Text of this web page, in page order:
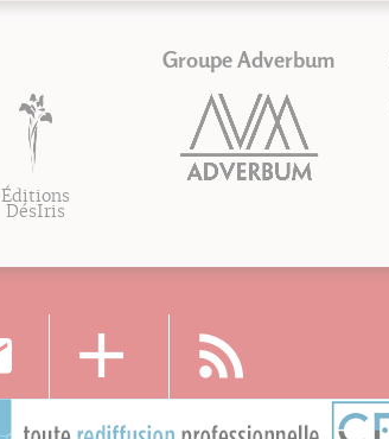
Éditions
DésIris
Groupe Adverbum